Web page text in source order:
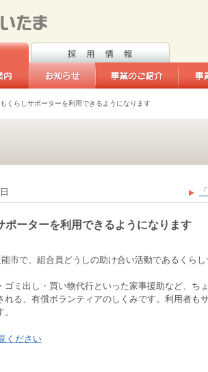
くらしサポーターを利用できるようになります
ポーターを利用できるようになります
市で、組合員どうしの助け合い活動であるくら
ゴミ出し・買い物代行といった家事援助など、ち
れる、有償ボランティアのしくみです。利用者も
ください